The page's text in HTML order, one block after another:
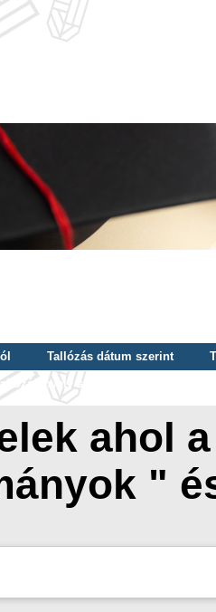
Tallózás dátum szerint
nyelv szerint
ahol
"